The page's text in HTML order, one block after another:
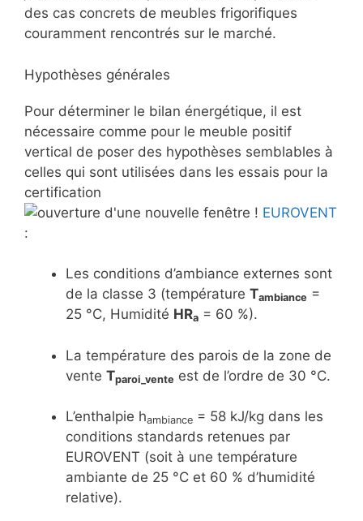
des cas concrets de meubles frigorifiques
couramment rencontrés sur le marché.
Hypothèses générales
Pour déterminer le bilan énergétique, il est
nécessaire comme pour le meuble positif
vertical de poser des hypothèses semblables à
celles qui sont utilisées dans les essais pour la
certification
EUROVENT
:
Les conditions d’ambiance externes sont
de la classe 3 (température Tambiance =
25 °C, Humidité HRa = 60 %).
La température des parois de la zone de
vente Tparoi_vente est de l’ordre de 30 °C.
L’enthalpie hambiance = 58 kJ/kg dans les
conditions standards retenues par
EUROVENT (soit à une température
ambiante de 25 °C et 60 % d’humidité
relative).